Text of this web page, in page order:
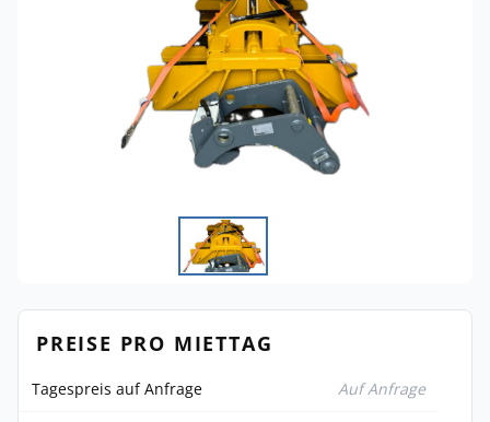
PREISE PRO MIETTAG
Tagespreis auf Anfrage Auf Anfrage